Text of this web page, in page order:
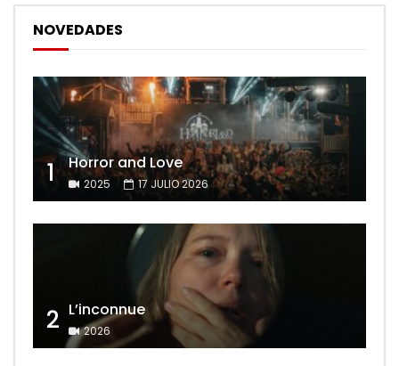
NOVEDADES
1 Horror and Love
2025 17 JULIO 2026
2 L’inconnue
2026